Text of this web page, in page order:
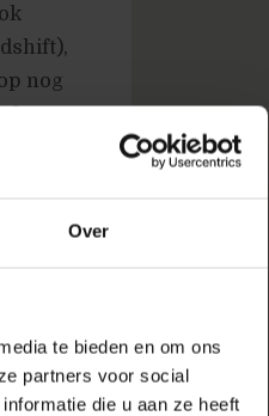
Over
te bieden en om ons
partners voor social
die u aan ze heeft
nog